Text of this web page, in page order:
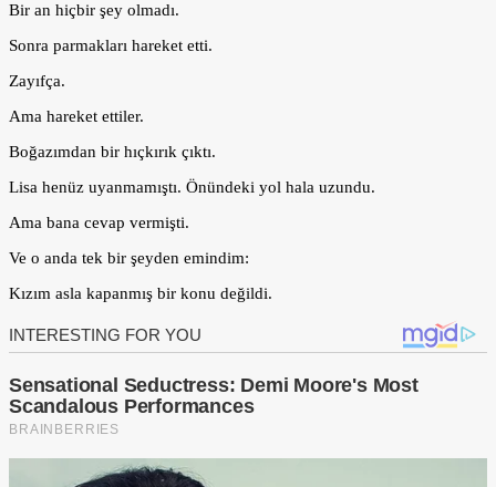
Bir an hiçbir şey olmadı.
Sonra parmakları hareket etti.
Zayıfça.
Ama hareket ettiler.
Boğazımdan bir hıçkırık çıktı.
Lisa henüz uyanmamıştı. Önündeki yol hala uzundu.
Ama bana cevap vermişti.
Ve o anda tek bir şeyden emindim:
Kızım asla kapanmış bir konu değildi.